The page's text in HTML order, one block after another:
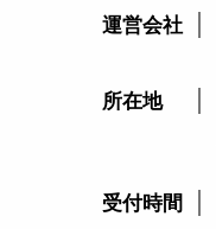
運営会社
所在地
受付時間​